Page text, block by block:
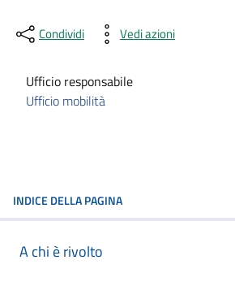
Condividi Vedi azioni
Ufficio responsabile
Ufficio mobilità
INDICE DELLA PAGINA
A chi è rivolto